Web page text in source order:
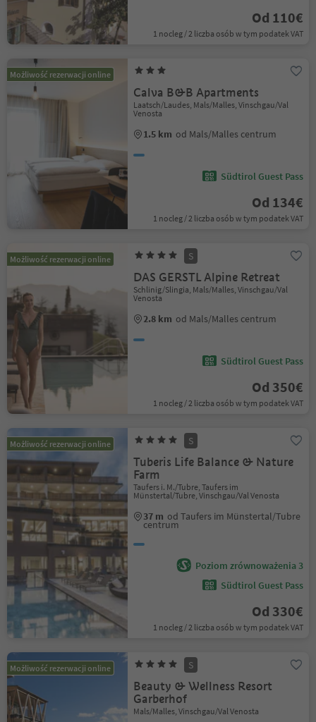
Od 110€
1 nocleg / 2 liczba osób w tym podatek VAT
Możliwość rezerwacji online
Calva B&B Apartments
Laatsch/Laudes, Mals/Malles, Vinschgau/Val
Venosta
1.5 km od Mals/Malles centrum
Südtirol Guest Pass
Od 134€
1 nocleg / 2 liczba osób w tym podatek VAT
Możliwość rezerwacji online S
DAS GERSTL Alpine Retreat
Schlinig/Slingia, Mals/Malles, Vinschgau/Val
Venosta
2.8 km od Mals/Malles centrum
Südtirol Guest Pass
Od 350€
1 nocleg / 2 liczba osób w tym podatek VAT
Możliwość rezerwacji online S
Tuberis Life Balance & Nature
Farm
Taufers i. M./Tubre, Taufers im
Münstertal/Tubre, Vinschgau/Val Venosta
37 m od Taufers im Münstertal/Tubre
centrum
Poziom zrównoważenia 3
Südtirol Guest Pass
Od 330€
1 nocleg / 2 liczba osób w tym podatek VAT
Możliwość rezerwacji online S
Beauty & Wellness Resort
Garberhof
Mals/Malles, Vinschgau/Val Venosta